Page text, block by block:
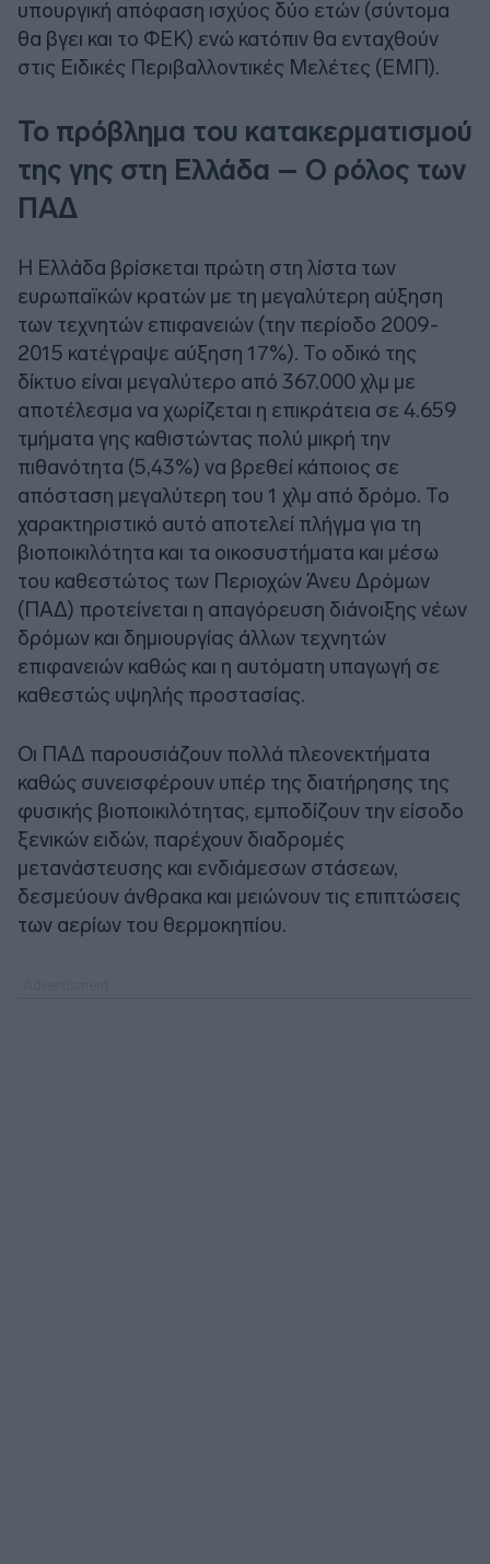
υπουργική απόφαση ισχύος δύο ετών (σύντομα
θα βγει και το ΦΕΚ) ενώ κατόπιν θα ενταχθούν
στις Ειδικές Περιβαλλοντικές Μελέτες (ΕΜΠ).
To πρόβλημα του κατακερματισμού
της γης στη Ελλάδα – Ο ρόλος των
ΠΑΔ
Η Ελλάδα βρίσκεται πρώτη στη λίστα των
ευρωπαϊκών κρατών με τη μεγαλύτερη αύξηση
των τεχνητών επιφανειών (την περίοδο 2009-
2015 κατέγραψε αύξηση 17%). Το οδικό της
δίκτυο είναι μεγαλύτερο από 367.000 χλμ με
αποτέλεσμα να χωρίζεται η επικράτεια σε 4.659
τμήματα γης καθιστώντας πολύ μικρή την
πιθανότητα (5,43%) να βρεθεί κάποιος σε
απόσταση μεγαλύτερη του 1 χλμ από δρόμο. Το
χαρακτηριστικό αυτό αποτελεί πλήγμα για τη
βιοποικιλότητα και τα οικοσυστήματα και μέσω
του καθεστώτος των Περιοχών Άνευ Δρόμων
(ΠΑΔ) προτείνεται η απαγόρευση διάνοιξης νέων
δρόμων και δημιουργίας άλλων τεχνητών
επιφανειών καθώς και η αυτόματη υπαγωγή σε
καθεστώς υψηλής προστασίας.
Οι ΠΑΔ παρουσιάζουν πολλά πλεονεκτήματα
καθώς συνεισφέρουν υπέρ της διατήρησης της
φυσικής βιοποικιλότητας, εμποδίζουν την είσοδο
ξενικών ειδών, παρέχουν διαδρομές
μετανάστευσης και ενδιάμεσων στάσεων,
δεσμεύουν άνθρακα και μειώνουν τις επιπτώσεις
των αερίων του θερμοκηπίου.